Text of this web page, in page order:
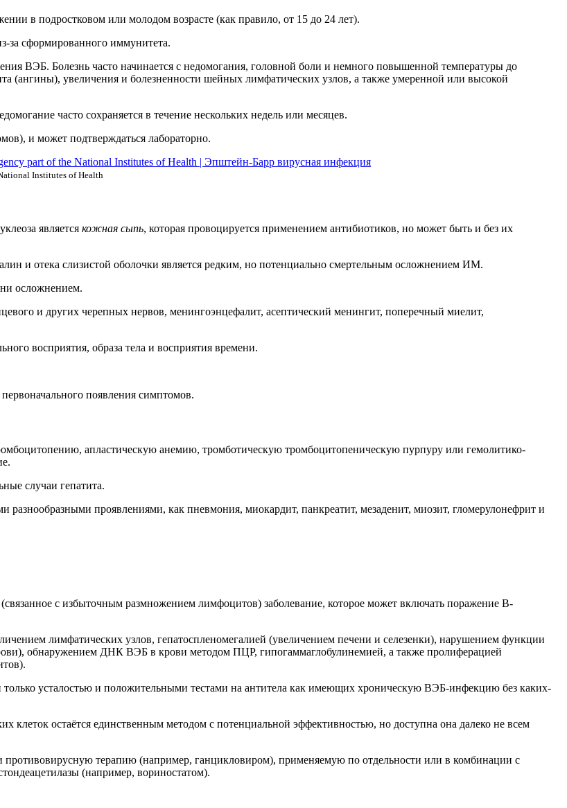
в подростковом или молодом возрасте (как правило, от 15 до 24 лет).
за сформированного иммунитета.
ВЭБ. Болезнь часто начинается с недомогания, головной боли и немного повышенной температуры до
(ангины), увеличения и болезненности шейных лимфатических узлов, а также умеренной или высокой
часто сохраняется в течение нескольких недель или месяцев.
и может подтверждаться лабораторно.
Institutes of Health
является кожная сыпь, которая провоцируется применением антибиотиков, но может быть и без их
и отека слизистой оболочки является редким, но потенциально смертельным осложнением ИМ.
осложнением.
и других черепных нервов, менингоэнцефалит, асептический менингит, поперечный миелит,
восприятия, образа тела и восприятия времени.
появления симптомов.
апластическую анемию, тромботическую тромбоцитопеническую пурпуру или гемолитико-
случаи гепатита.
проявлениями, как пневмония, миокардит, панкреатит, мезаденит, миозит, гломерулонефрит и
с избыточным размножением лимфоцитов) заболевание, которое может включать поражение В-
лимфатических узлов, гепатоспленомегалией (увеличением печени и селезенки), нарушением функции
обнаружением ДНК ВЭБ в крови методом ПЦР, гипогаммаглобулинемией, а также пролиферацией
только усталостью и положительными тестами на антитела как имеющих хроническую ВЭБ-инфекцию без каких-
клеток остаётся единственным методом с потенциальной эффективностью, но доступна она далеко не всем
терапию (например, ганцикловиром), применяемую по отдельности или в комбинации с
(например, вориностатом).